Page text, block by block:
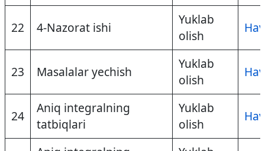
22 4-Nazorat ishi
Yuklab
olish
23 Masalalar yechish
Yuklab
olish
24
Aniq integralning
tatbiqlari
Yuklab
olish